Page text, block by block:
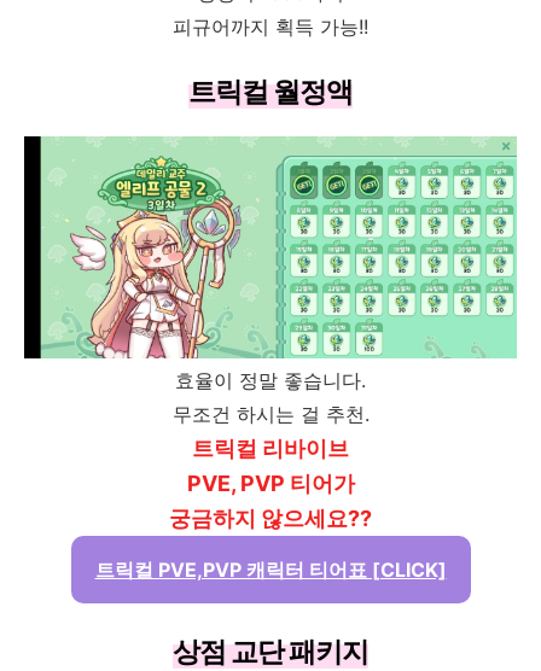
피규어까지 획득 가능!!
트릭컬 월정액
효율이 정말 좋습니다.
무조건 하시는 걸 추천.
트릭컬 리바이브
PVE, PVP 티어가
궁금하지 않으세요??
트릭컬 PVE,PVP 캐릭터 티어표 [CLICK]
상점 교단 패키지